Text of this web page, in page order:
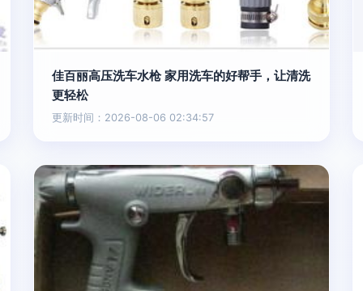
佳百丽高压洗车水枪 家用洗车的好帮手，让清洗
更轻松
更新时间：2026-08-06 02:34:57